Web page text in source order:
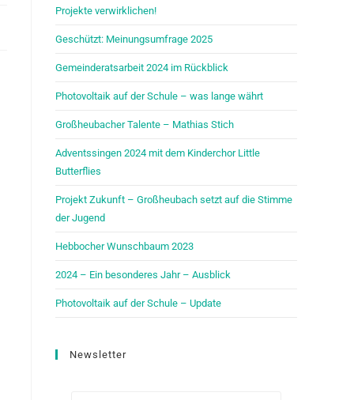
Projekte verwirklichen!
Geschützt: Meinungsumfrage 2025
Gemeinderatsarbeit 2024 im Rückblick
Photovoltaik auf der Schule – was lange währt
Großheubacher Talente – Mathias Stich
Adventssingen 2024 mit dem Kinderchor Little
Butterflies
Projekt Zukunft – Großheubach setzt auf die Stimme
der Jugend
Hebbocher Wunschbaum 2023
2024 – Ein besonderes Jahr – Ausblick
Photovoltaik auf der Schule – Update
Newsletter